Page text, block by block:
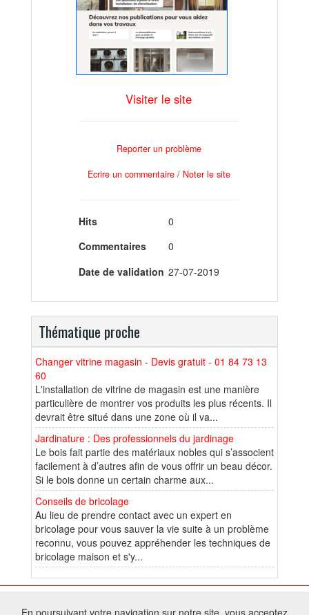
Visiter le site
Reporter un problème
Ecrire un commentaire / Noter le site
Hits
0
Commentaires
0
Date de validation 27-07-2019
Thématique proche
Changer vitrine magasin - Devis gratuit - 01 84 73 13
60
L'installation de vitrine de magasin est une manière
particulière de montrer vos produits les plus récents. Il
devrait être situé dans une zone où il va...
Jardinature : Des professionnels du jardinage
Le bois fait partie des matériaux nobles qui s’associent
facilement à d’autres afin de vous offrir un beau décor.
Si le bois donne un certain charme aux...
Conseils de bricolage
Au lieu de prendre contact avec un expert en
bricolage pour vous sauver la vie suite à un problème
reconnu, vous pouvez appréhender les techniques de
bricolage maison et s'y...
En poursuivant votre navigation sur notre site, vous acceptez